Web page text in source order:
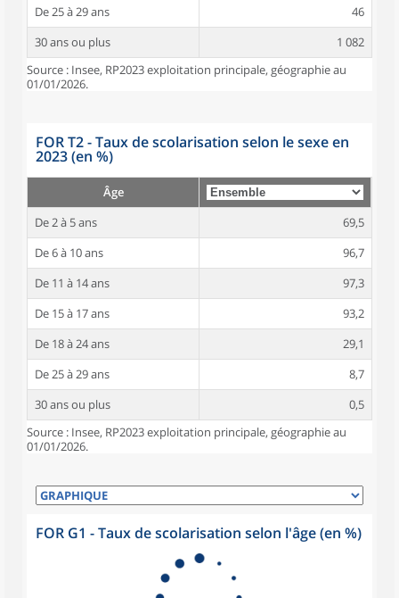
De 25 à 29 ans
46
30 ans ou plus
1 082
Source : Insee, RP2023 exploitation principale, géographie au
01/01/2026.
FOR T2 - Taux de scolarisation selon le sexe en
2023 (en %)
Âge
De 2 à 5 ans
69,5
De 6 à 10 ans
96,7
De 11 à 14 ans
97,3
De 15 à 17 ans
93,2
De 18 à 24 ans
29,1
De 25 à 29 ans
8,7
30 ans ou plus
0,5
Source : Insee, RP2023 exploitation principale, géographie au
01/01/2026.
FOR G1 - Taux de scolarisation selon l'âge (en %)